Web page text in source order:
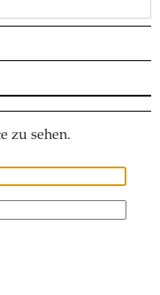
zu sehen.